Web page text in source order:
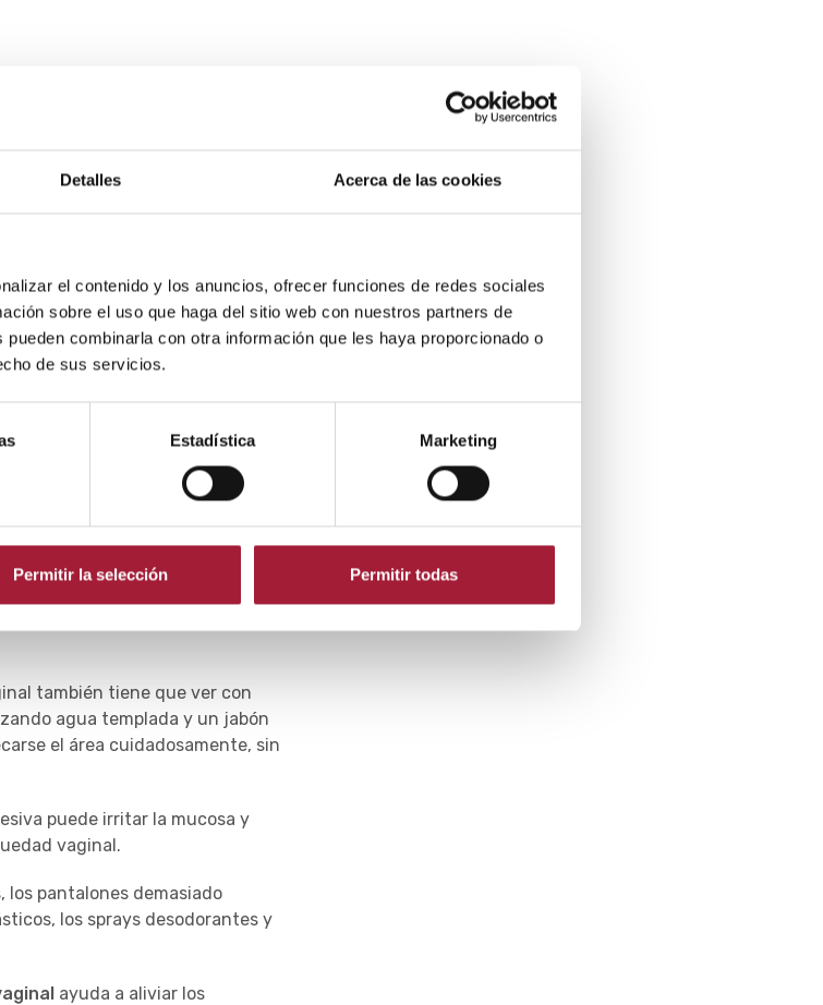
Detalles Acerca de las cookies
el contenido y los anuncios, ofrecer funciones de redes sociales
sobre el uso que haga del sitio web con nuestros partners de
combinarla con otra información que les haya proporcionado o
de sus servicios.
Estadística Marketing
Permitir la selección Permitir todas
la
sus síntomas y reducir el
hábitos de higiene y salud,
y lubricantes), los
motivo, dejar de fumar puede
mayor incidencia de esta
síntomas. El mayor
de los tejidos, una mayor
mecánico del coito) y una
también tiene que ver con
agua templada y un jabón
el área cuidadosamente, sin
puede irritar la mucosa y
vaginal.
pantalones demasiado
los sprays desodorantes y
ayuda a aliviar los